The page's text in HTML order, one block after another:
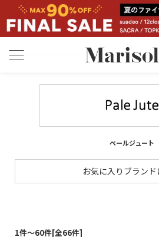
ペールジュート
お気に入りブラン
1件～60件[全66件]